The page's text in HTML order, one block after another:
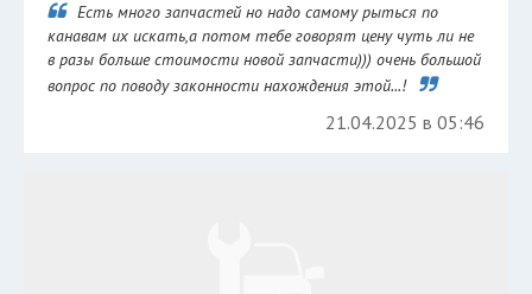
Есть много запчастей но надо самому рыться по
канавам их искать,а потом тебе говорят цену чуть ли не
в разы больше стоимости новой запчасти))) очень большой
вопрос по поводу законности нахождения этой...!
21.04.2025 в 05:46